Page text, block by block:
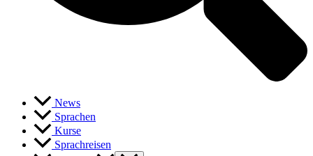
News
Sprachen
Kurse
Sprachreisen